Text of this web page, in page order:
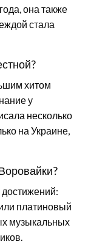
она также
стала
хитом
у
несколько
на Украине,
платиновый
музыкальных